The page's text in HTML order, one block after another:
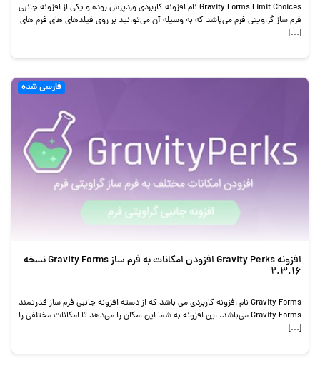
Gravity Forms Limit Choices نام افزونه کاربردی وردپرس بوده و یکی از افزونه جانبی
فرم ساز گراویتی فرم می‌باشد که به وسیله آن می‌توانید بر روی فیلدهای های فرم های
[…]
فارسی شده
افزونه Gravity Perks افزودن امکانات به فرم ساز Gravity Forms نسخه
2.3.16
Gravity Forms نام افزونه کاربردی می باشد که از دسته افزونه جانبی فرم ساز قدرتمند
Gravity Forms می‌باشد. این افزونه به شما این امکان را می‌دهد تا امکانات مختلفی را
[…]